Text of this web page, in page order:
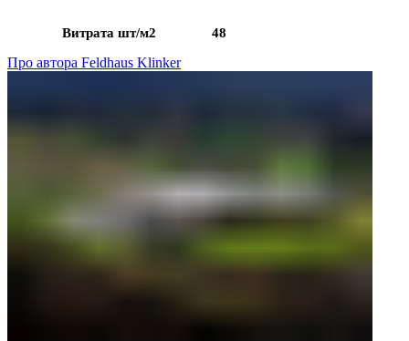
Витрата шт/м2 48
Про автора Feldhaus Klinker